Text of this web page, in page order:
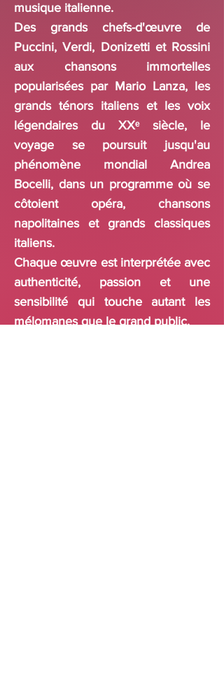
musique italienne.
Des grands chefs-d'œuvre de
Puccini, Verdi, Donizetti et Rossini
aux chansons immortelles
popularisées par Mario Lanza, les
grands ténors italiens et les voix
légendaires du XXᵉ siècle, le
voyage se poursuit jusqu'au
phénomène mondial Andrea
Bocelli, dans un programme où se
côtoient opéra, chansons
napolitaines et grands classiques
italiens.
Chaque œuvre est interprétée avec
authenticité, passion et une
sensibilité qui touche autant les
mélomanes que le grand public.